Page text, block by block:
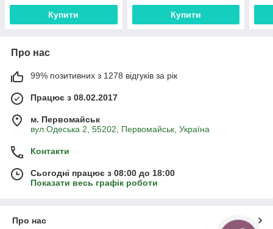
Купити Купити
Про нас
99% позитивних з 1278 відгуків за рік
Працює з 08.02.2017
м. Первомайськ
вул.Одеська 2, 55202, Первомайськ, Україна
Контакти
Сьогодні працює з 08:00 до 18:00
Показати весь графік роботи
Про нас